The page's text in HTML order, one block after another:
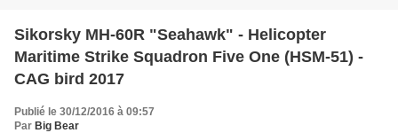
Sikorsky MH-60R "Seahawk" - Helicopter
Maritime Strike Squadron Five One (HSM-51) -
CAG bird 2017
Publié le 30/12/2016 à 09:57
Par Big Bear